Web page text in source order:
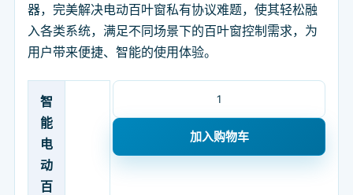
器，完美解决电动百叶窗私有协议难题，使其轻松融
入各类系统，满足不同场景下的百叶窗控制需求，为
用户带来便捷、智能的使用体验。
智
能
电
动
百
电动百叶窗总线控制解决方案产品说明 数
加入购物车